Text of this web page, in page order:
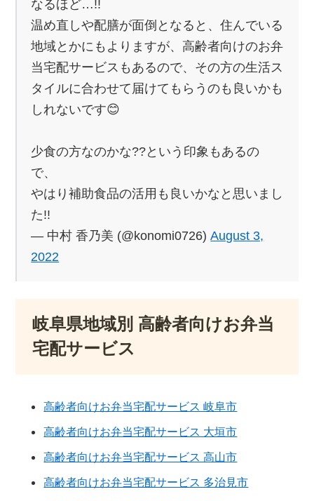
なるほど…!!
温め直しや配膳が面倒となると、住んでいる
地域とかにもよりますが、高齢者向けのお弁
当宅配サービスもあるので、その方の生活ス
タイルに合わせて届けてもらうのも良いかも
しれないです😊
少食の方なのかな??という印象もあるの
で、
やはり補助食品の活用も良いかなと思いまし
た!!
— 中村 香乃美 (@konomi0726)August 3,
2022
岐阜県地域別 高齢者向けお弁当
宅配サービス
高齢者向けお弁当宅配サービス 岐阜市
高齢者向けお弁当宅配サービス 大垣市
高齢者向けお弁当宅配サービス 高山市
高齢者向けお弁当宅配サービス 多治見市